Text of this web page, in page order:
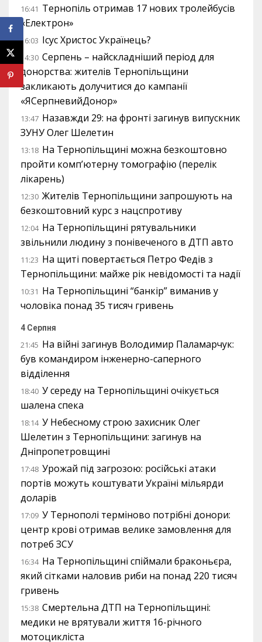
16:41 Тернопіль отримав 17 нових тролейбусів
«Електрон»
16:03 Ісус Христос Українець?
14:30 Серпень – найскладніший період для
донорства: жителів Тернопільщини
закликають долучитися до кампанії
«ЯСерпневийДонор»
13:47 Назавжди 29: на фронті загинув випускник
ЗУНУ Олег Шелетин
13:18 На Тернопільщині можна безкоштовно
пройти комп’ютерну томографію (перелік
лікарень)
12:30 Жителів Тернопільщини запрошують на
безкоштовний курс з нацспротиву
12:04 На Тернопільщині рятувальники
звільнили людину з понівеченого в ДТП авто
11:23 На щиті повертається Петро Федів з
Тернопільщини: майже рік невідомості та надії
10:31 На Тернопільщині “банкір” виманив у
чоловіка понад 35 тисяч гривень
4 Серпня
21:45 На війні загинув Володимир Паламарчук:
був командиром інженерно-саперного
відділення
18:40 У середу на Тернопільщині очікується
шалена спека
18:14 У Небесному строю захисник Олег
Шелетин з Тернопільщини: загинув на
Дніпропетровщині
17:48 Урожай під загрозою: російські атаки
портів можуть коштувати Україні мільярди
доларів
17:09 У Тернополі терміново потрібні донори:
центр крові отримав велике замовлення для
потреб ЗСУ
16:34 На Тернопільщині спіймали браконьєра,
який сітками наловив риби на понад 220 тисяч
гривень
15:38 Смертельна ДТП на Тернопільщині:
медики не врятували життя 16-річного
мотоцикліста